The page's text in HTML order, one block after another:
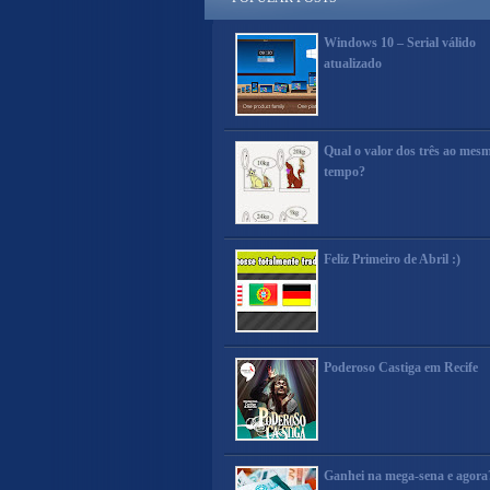
Windows 10 – Serial válido
atualizado
Qual o valor dos três ao
tempo?
Feliz Primeiro de Abril :)
Poderoso Castiga em Recife
Ganhei na mega-sena e